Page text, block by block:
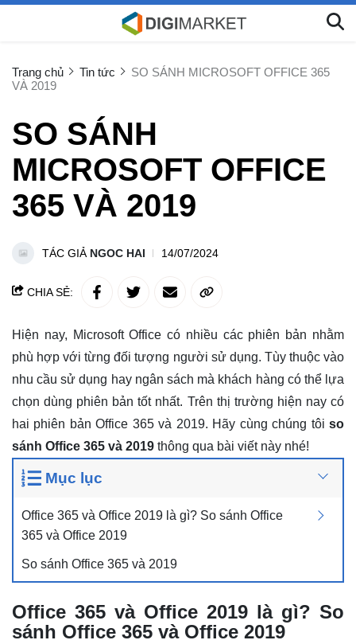
Trang chủ Tin tức
SO SÁNH MICROSOFT OFFICE 365
VÀ 2019
SO SÁNH
MICROSOFT OFFICE
365 VÀ 2019
TÁC GIẢ NGOC HAI 14/07/2024
CHIA SẺ:
Hiện nay, Microsoft Office có nhiều các phiên bản nhằm
phù hợp với từng đối tượng người sử dụng. Tùy thuộc vào
nhu cầu sử dụng hay ngân sách mà khách hàng có thể lựa
chọn dùng phiên bản tốt nhất. Trên thị trường hiện nay có
hai phiên bản Office 365 và 2019. Hãy cùng chúng tôi so
sánh Office 365 và 2019 thông qua bài viết này nhé!
Mục lục
Office 365 và Office 2019 là gì? So sánh Office
365 và Office 2019
So sánh Office 365 và 2019
Office 365 và Office 2019 là gì? So
sánh Office 365 và Office 2019